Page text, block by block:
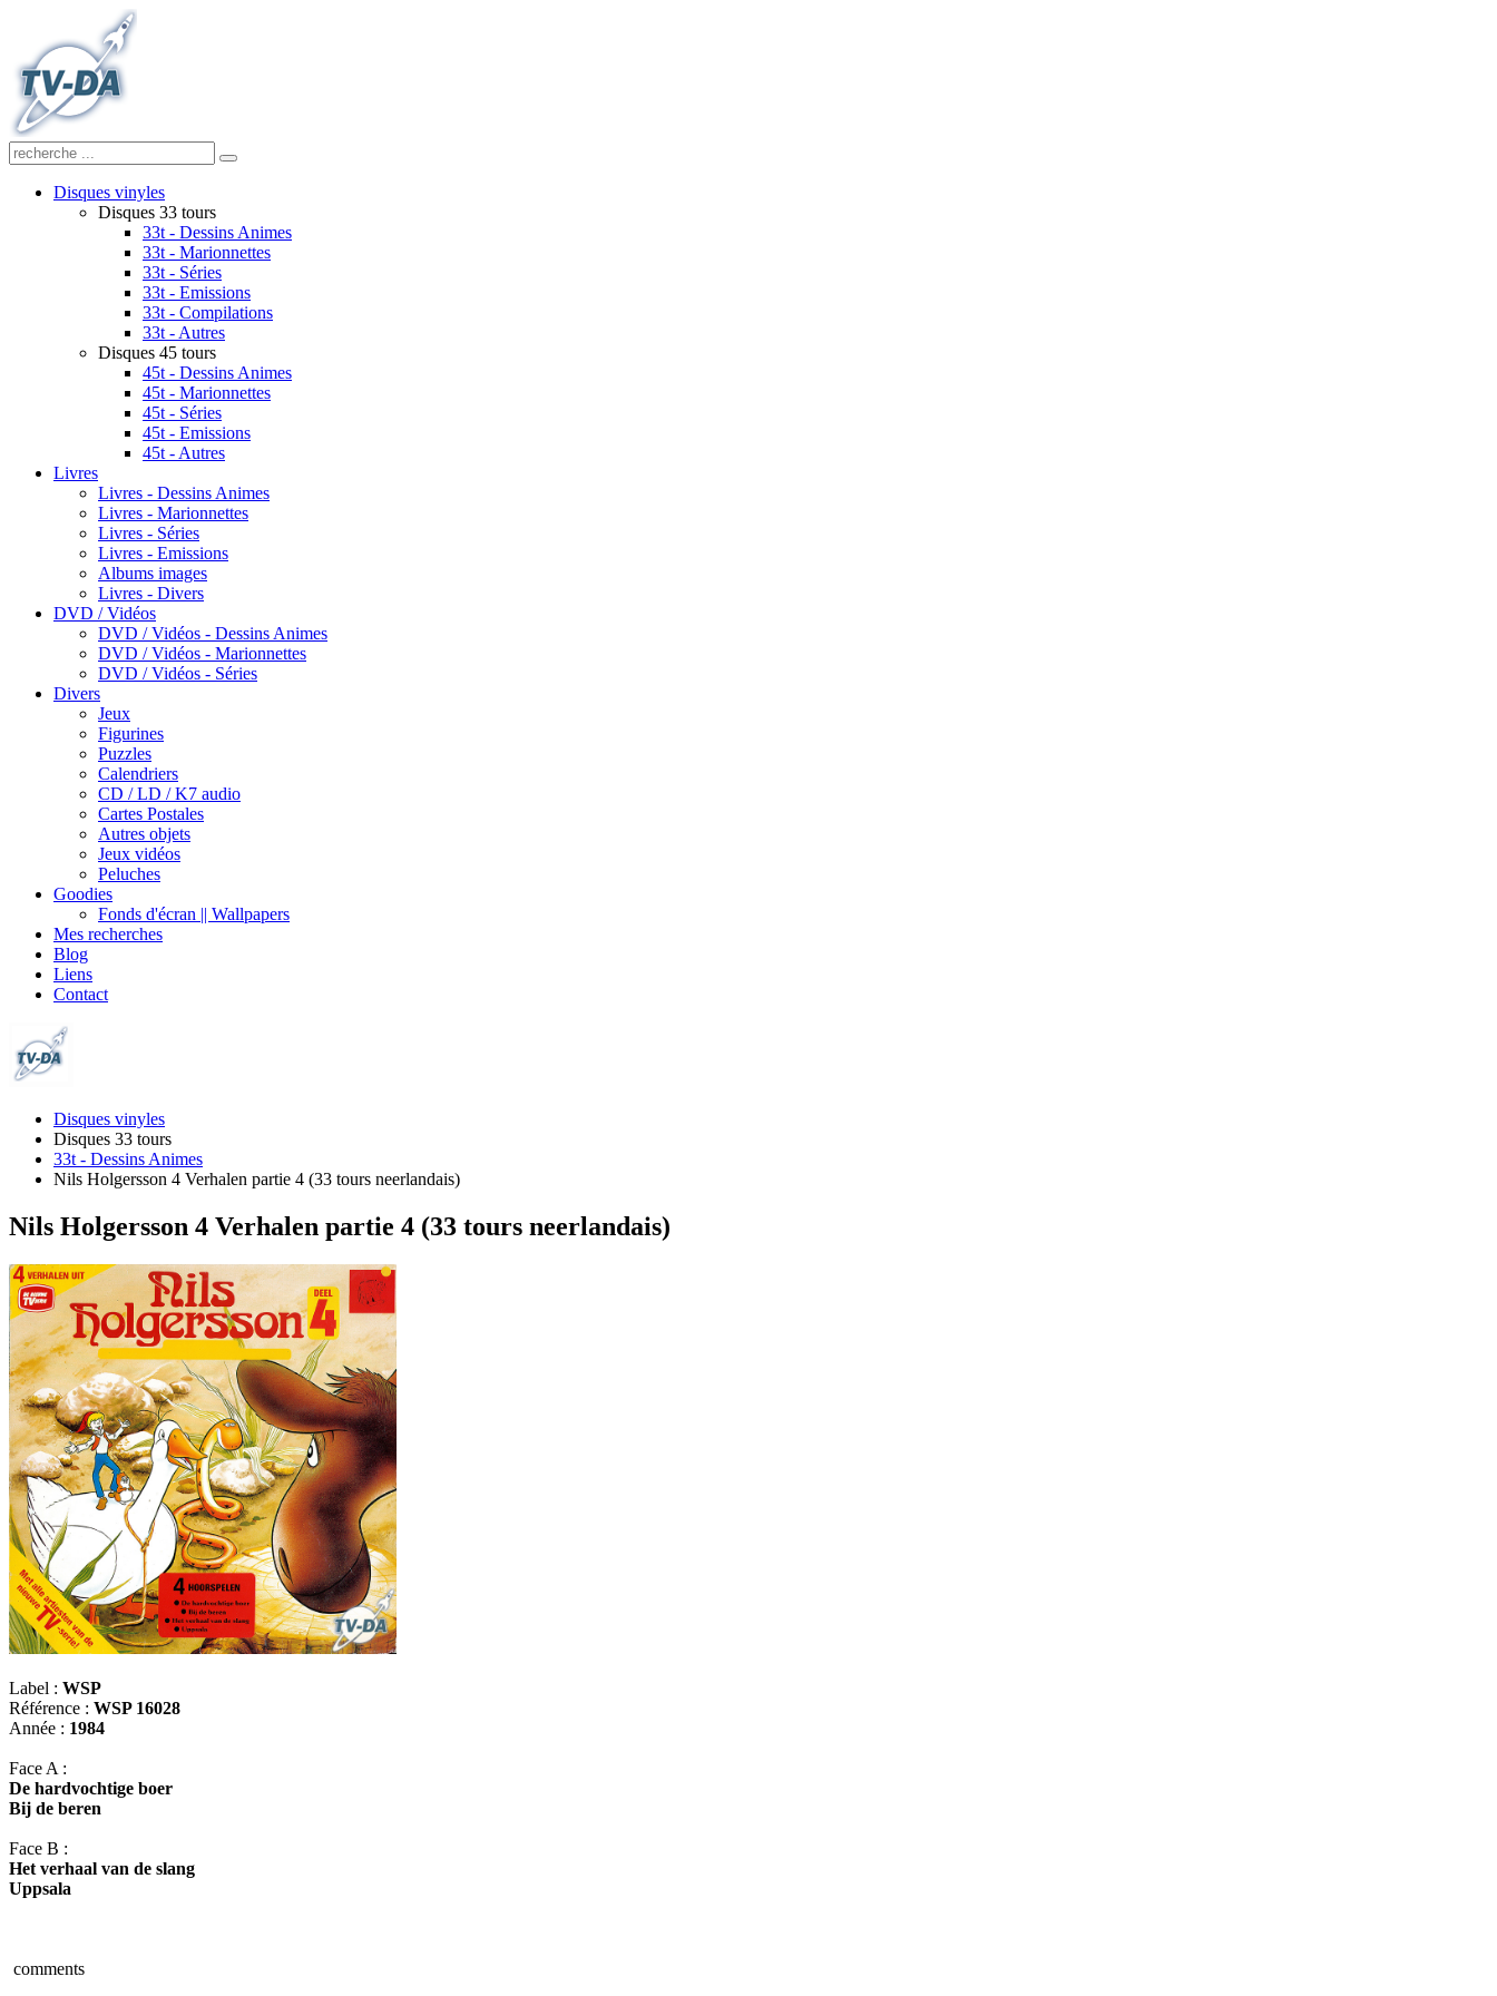
Disques vinyles
Disques 33 tours
33t - Dessins Animes
33t - Marionnettes
33t - Séries
33t - Emissions
33t - Compilations
33t - Autres
Disques 45 tours
45t - Dessins Animes
45t - Marionnettes
45t - Séries
45t - Emissions
45t - Autres
Livres
Livres - Dessins Animes
Livres - Marionnettes
Livres - Séries
Livres - Emissions
Albums images
Livres - Divers
DVD / Vidéos
DVD / Vidéos - Dessins Animes
DVD / Vidéos - Marionnettes
DVD / Vidéos - Séries
Divers
Jeux
Figurines
Puzzles
Calendriers
CD / LD / K7 audio
Cartes Postales
Autres objets
Jeux vidéos
Peluches
Goodies
Fonds d'écran || Wallpapers
Mes recherches
Blog
Liens
Contact
Disques vinyles
Disques 33 tours
33t - Dessins Animes
Nils Holgersson 4 Verhalen partie 4 (33 tours neerlandais)
Nils Holgersson 4 Verhalen partie 4 (33 tours neerlandais)
Label : WSP
Référence : WSP 16028
Année : 1984
Face A :
De hardvochtige boer
Bij de beren
Face B :
Het verhaal van de slang
Uppsala
comments